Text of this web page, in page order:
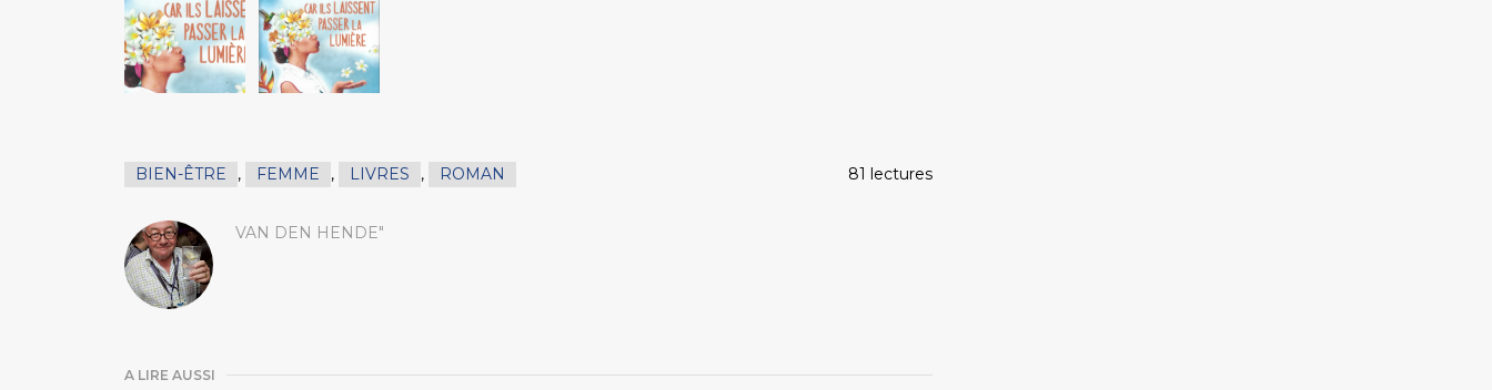
BIEN-ÊTRE , FEMME , LIVRES , ROMAN 81 lectures
VAN DEN HENDE"
A LIRE AUSSI